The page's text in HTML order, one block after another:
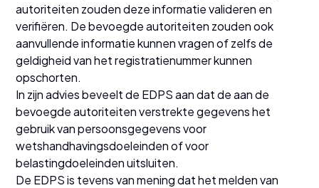
autoriteiten zouden deze informatie valideren en
verifiëren. De bevoegde autoriteiten zouden ook
aanvullende informatie kunnen vragen of zelfs de
geldigheid van het registratienummer kunnen
opschorten.
In zijn advies beveelt de EDPS aan dat de aan de
bevoegde autoriteiten verstrekte gegevens het
gebruik van persoonsgegevens voor
wetshandhavingsdoeleinden of voor
belastingdoeleinden uitsluiten.
De EDPS is tevens van mening dat het melden van